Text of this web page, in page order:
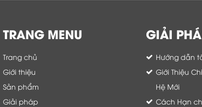
TRANG MENU
Trang chủ
Giới thiệu
Sản phẩm
Giải pháp
GIẢI
Hướng dẫn
Giới Thiệu
Hệ Mới
Cách Hạn